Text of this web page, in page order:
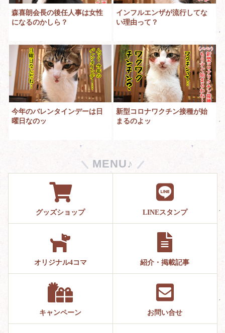
森喜朗会長の後任人事は女性
になるのかしら？
インフルエンザが流行してな
い理由って？
今年のバレンタインデーは日
曜日なのッ
新型コロナワクチン接種が始
まるのよッ
MENU♪
グッズショップ LINEスタンプ
オリジナル4コマ 紹介・掲載記事
キャンペーン お問い合せ